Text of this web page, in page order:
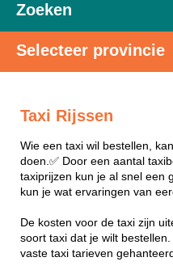
Zoeken
Selecteer provincie
Taxi Rijssen
Wie een taxi wil bestellen,
doen.✅ Door een aantal
taxiprijzen kun je al snel een
kun je wat ervaringen van
De kosten voor de taxi zijn
soort taxi dat je wilt
vaste taxi tarieven